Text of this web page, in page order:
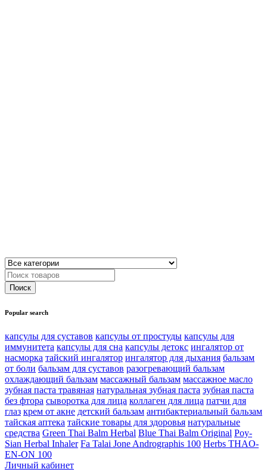
Popular search
капсулы для суставов капсулы от простуды капсулы для
иммунитета капсулы для сна капсулы детокс ингалятор от
насморка тайский ингалятор ингалятор для дыхания бальзам
от боли бальзам для суставов разогревающий бальзам
охлаждающий бальзам массажный бальзам массажное масло
зубная паста травяная натуральная зубная паста зубная паста
без фтора сыворотка для лица коллаген для лица патчи для
глаз крем от акне детский бальзам антибактериальный бальзам
тайская аптека тайские товары для здоровья натуральные
средства Green Thai Balm Herbal Blue Thai Balm Original Poy-
Sian Herbal Inhaler Fa Talai Jone Andrographis 100 Herbs THAO-
EN-ON 100
Личный кабинет